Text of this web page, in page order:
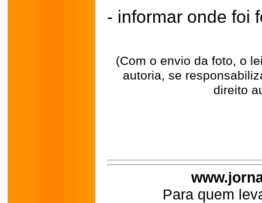
- informar onde foi
(Com o envio da foto, o
autoria, se
direito
Para quem